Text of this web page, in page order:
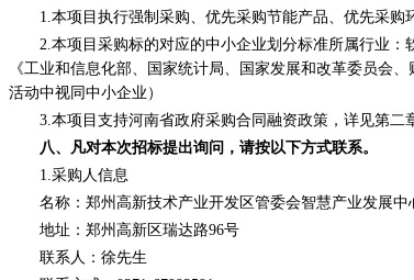
1.本项目执行强制采购、优先采购节能产品、优先采
2.本项目采购标的对应的中小企业划分标准所属行业：
《工业和信息化部、国家统计局、国家发展和改革委员会
活动中视同中小企业）
3.本项目支持河南省政府采购合同融资政策，详见第二
八、凡对本次招标提出询问，请按以下方式联系。
1.采购人信息
名称：郑州高新技术产业开发区管委会智慧产业发展中
地址：郑州高新区瑞达路96号
联系人：徐先生